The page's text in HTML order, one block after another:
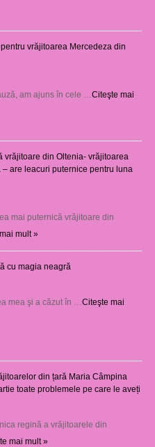
vrăjitoarea Mercedeza din
am ajuns în cele … Citeşte mai
vrăjitoare din Oltenia- vrăjitoarea
– are leacuri puternice pentru luna
mai puternică vrăjitoare din
mult »
cu magia neagră
mea şi a căzut în … Citeşte mai
din țară Maria Câmpina
toate problemele pe care le aveți
regină a vrăjitoarele din
mai mult »